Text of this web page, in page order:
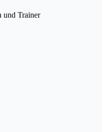
und Trainer